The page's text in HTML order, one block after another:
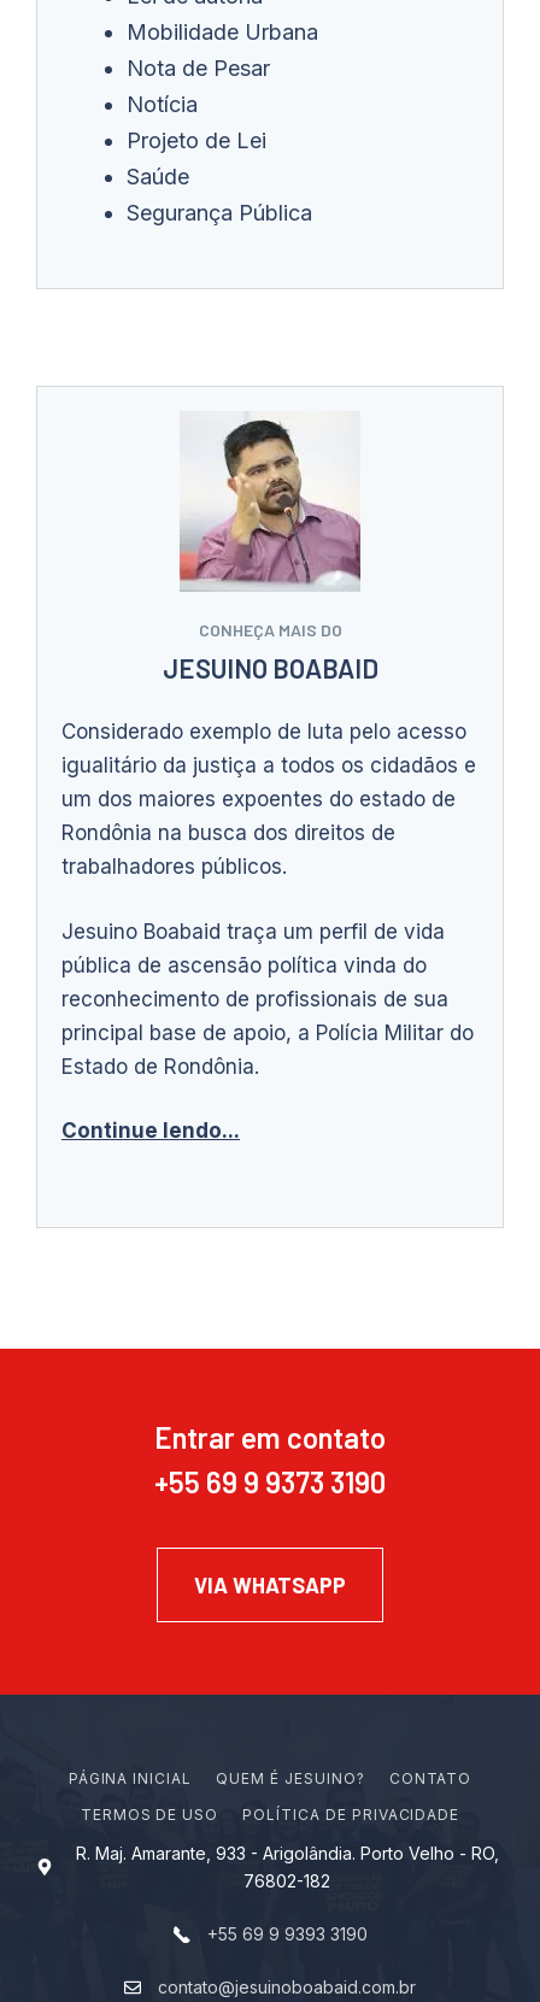
Mobilidade Urbana
Nota de Pesar
Notícia
Projeto de Lei
Saúde
Segurança Pública
CONHEÇA MAIS DO
JESUINO BOABAID
Considerado exemplo de luta pelo acesso
igualitário da justiça a todos os cidadãos e
um dos maiores expoentes do estado de
Rondônia na busca dos direitos de
trabalhadores públicos.
Jesuino Boabaid traça um perfil de vida
pública de ascensão política vinda do
reconhecimento de profissionais de sua
principal base de apoio, a Polícia Militar do
Estado de Rondônia.
Continue lendo...
Entrar em contato
+55 69 9 9373 3190
VIA WHATSAPP
PÁGINA INICIAL Q U EM É J ES U I N O?
CONTATO
TERMOS DE USO
POLÍTICA DE PRIVACIDADE
R. Maj. Amarante, 933 - Arigolândia. Porto Velho - RO,
76802-182
+55 69 9 9393 3190
contato@jesuinoboabaid.com.br